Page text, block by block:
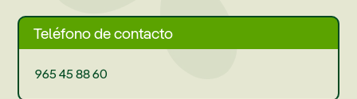
Teléfono de contacto
965 45 88 60